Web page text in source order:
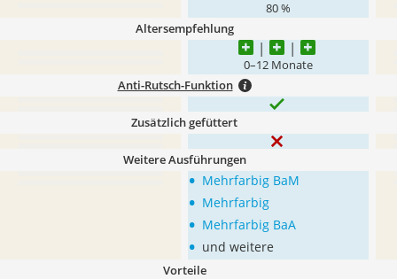
80 %
Altersempfehlung
0–12 Monate
Anti-Rutsch-Funktion
Zusätzlich gefüttert
Weitere Ausführungen
• Mehrfarbig BaM
• Mehrfarbig
• Mehrfarbig BaA
• und weitere
Vorteile